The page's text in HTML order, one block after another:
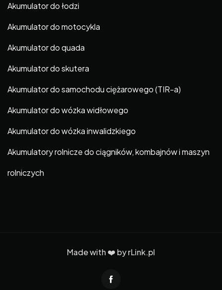
Akumulator do łodzi
Akumulator do motocykla
Akumulator do quada
Akumulator do skutera
Akumulator do samochodu ciężarowego (TIR-a)
Akumulator do wózka widłowego
Akumulator do wózka inwalidzkiego
Akumulatory rolnicze do ciągników, kombajnów i maszyn
rolniczych
Made with ❤️ byrLink.pl